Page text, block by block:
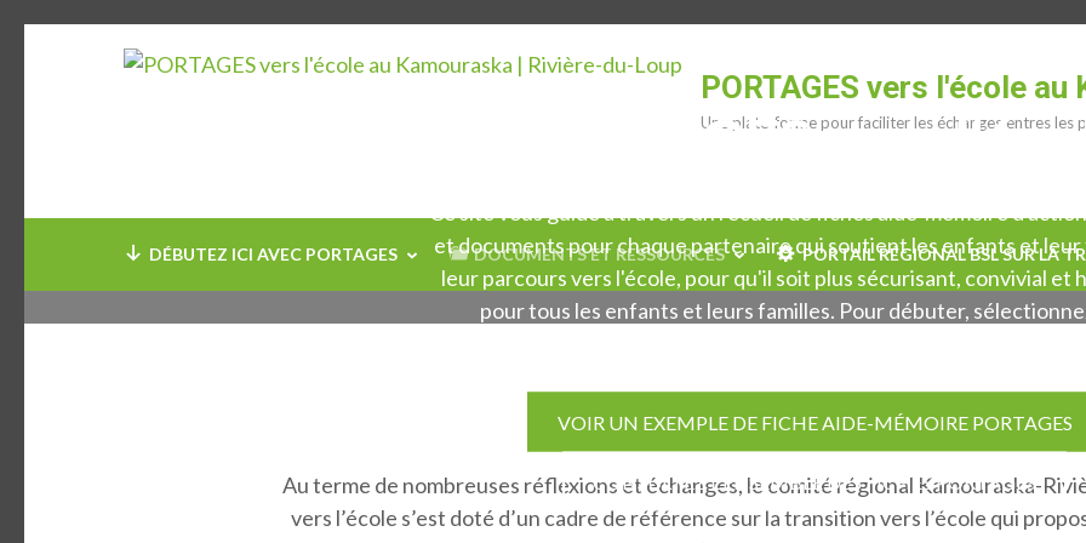
PORTAGES vers l'école
Une plate-forme pour faciliter les échanges entres
DÉBUTEZ ICI AVEC PORTAGES DOCUMENTS ET RESSOURCES PORTAIL RÉGIONAL BSL SUR LA
PORTAGES vers
Ce site vous guide à travers un recueil de fiches aide-mémoire
et documents pour chaque partenaire qui soutient les enfants et leur
leur parcours vers l'école, pour qu'il soit plus sécurisant, convivial et
pour tous les enfants et leurs familles. Pour débuter,
VOIR UN EXEMPLE DE FICHE AIDE-MÉMOIRE PORTAGES
CONSULTEZ L'ENSEMBLE DES FICHES PORTAGES
Au terme de nombreuses réflexions et échanges, le comité régional Kamouraska-
vers l’école s’est doté d’un cadre de référence sur la transition vers l’école qui